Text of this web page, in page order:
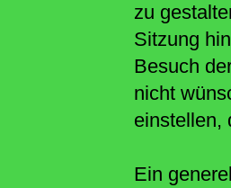
zu
Sitzung
Besuch
nicht
einstellen,
Ein